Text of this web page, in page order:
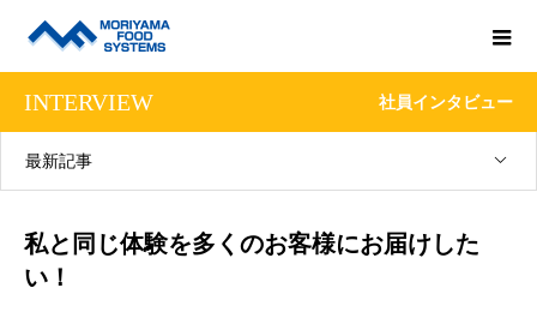
INTERVIEW 社員インタビュー
最新記事
私と同じ体験を多くのお客様にお届けした
い！